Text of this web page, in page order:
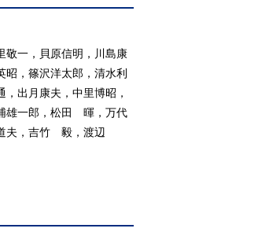
敬一，貝原信明，川島康
，篠沢洋太郎，清水利
出月康夫，中里博昭，
雄一郎，松田 暉，万代
夫，吉竹 毅，渡辺